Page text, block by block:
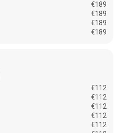
€189
€189
€189
€189
€112
€112
€112
€112
€112